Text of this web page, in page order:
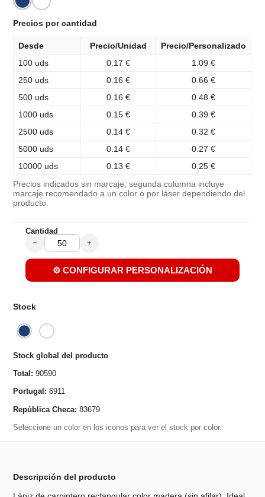
Precios por cantidad
Desde Precio/Unidad
Precio/Personalizado
100 uds
0.17 €
1.09 €
250 uds
0.16 €
0.66 €
500 uds
0.16 €
0.48 €
1000 uds
0.15 €
0.39 €
2500 uds
0.14 €
0.32 €
5000 uds
0.14 €
0.27 €
10000 uds
0.13 € 0.25 €
Precios indicados sin marcaje; segunda columna incluye
marcaje recomendado a un color o por láser dependiendo del
producto.
Cantidad
− +
⚙️ CONFIGURAR PERSONALIZACIÓN
Stock
Stock global del producto
Total: 90590
Portugal: 6911
República Checa: 83679
Seleccione un color en los iconos para ver el stock por color.
Descripción del producto